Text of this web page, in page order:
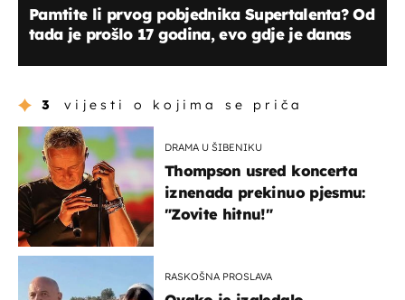
Pamtite li prvog pobjednika Supertalenta? Od
tada je prošlo 17 godina, evo gdje je danas
3 vijesti o kojima se priča
DRAMA U ŠIBENIKU
Thompson usred koncerta
iznenada prekinuo pjesmu:
"Zovite hitnu!"
RASKOŠNA PROSLAVA